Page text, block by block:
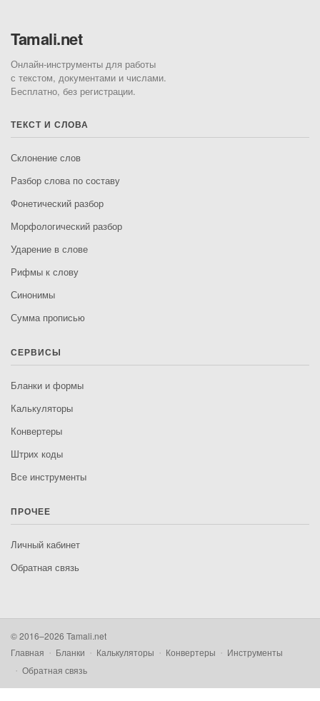
Tamali.net
Онлайн-инструменты для работы
с текстом, документами и числами.
Бесплатно, без регистрации.
ТЕКСТ И СЛОВА
Склонение слов
Разбор слова по составу
Фонетический разбор
Морфологический разбор
Ударение в слове
Рифмы к слову
Синонимы
Сумма прописью
СЕРВИСЫ
Бланки и формы
Калькуляторы
Конвертеры
Штрих коды
Все инструменты
ПРОЧЕЕ
Личный кабинет
Обратная связь
© 2016–2026 Tamali.net
Главная
Бланки Калькуляторы Конвертеры
Инструменты
Обратная связь